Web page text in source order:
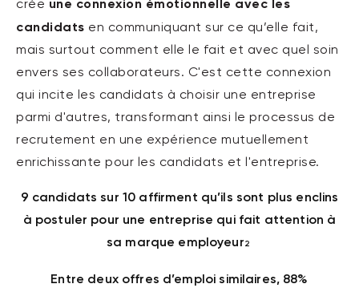
crée une connexion émotionnelle avec les
candidats en communiquant sur ce qu’elle fait,
mais surtout comment elle le fait et avec quel soin
envers ses collaborateurs. C'est cette connexion
qui incite les candidats à choisir une entreprise
parmi d'autres, transformant ainsi le processus de
recrutement en une expérience mutuellement
enrichissante pour les candidats et l'entreprise.
9 candidats sur 10 affirment qu’ils sont plus enclins
à postuler pour une entreprise qui fait attention à
sa marque employeur2
Entre deux offres d’emploi similaires, 88%